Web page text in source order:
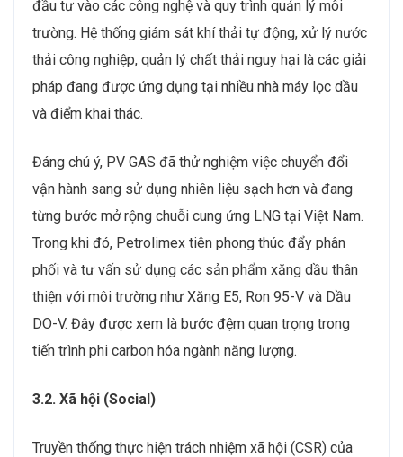
đầu tư vào các công nghệ và quy trình quản lý môi
trường. Hệ thống giám sát khí thải tự động, xử lý nước
thải công nghiệp, quản lý chất thải nguy hại là các giải
pháp đang được ứng dụng tại nhiều nhà máy lọc dầu
và điểm khai thác.
Đáng chú ý, PV GAS đã thử nghiệm việc chuyển đổi
vận hành sang sử dụng nhiên liệu sạch hơn và đang
từng bước mở rộng chuỗi cung ứng LNG tại Việt Nam.
Trong khi đó, Petrolimex tiên phong thúc đẩy phân
phối và tư vấn sử dụng các sản phẩm xăng dầu thân
thiện với môi trường như Xăng E5, Ron 95-V và Dầu
DO-V. Đây được xem là bước đệm quan trọng trong
tiến trình phi carbon hóa ngành năng lượng.
3.2. Xã hội (Social)
Truyền thống thực hiện trách nhiệm xã hội (CSR) của